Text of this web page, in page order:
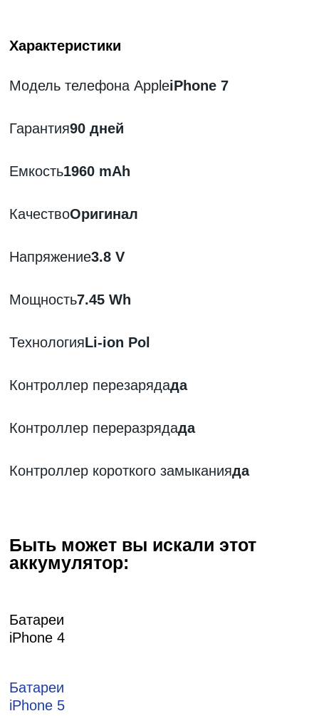
Характеристики
Модель телефона AppleiPhone 7
Гарантия90 дней
Емкость1960 mAh
КачествоОригинал
Напряжение3.8 V
Мощность7.45 Wh
ТехнологияLi-ion Pol
Контроллер перезарядада
Контроллер переразрядада
Контроллер короткого замыканияда
Быть может вы искали этот
аккумулятор:
Батареи
iPhone 4
Батареи
iPhone 5